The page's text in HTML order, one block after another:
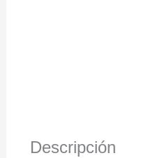
Descripción